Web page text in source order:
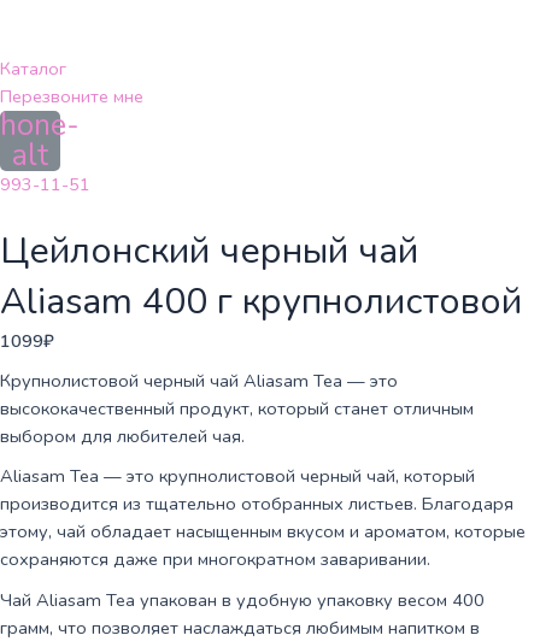
содержимому
Каталог
Перезвоните мне
alt
993-11-51
Цейлонский черный чай
Aliasam 400 г крупнолистовой
1099₽
Крупнолистовой черный чай Aliasam Tea — это
высококачественный продукт, который станет отличным
выбором для любителей чая.
Aliasam Tea — это крупнолистовой черный чай, который
производится из тщательно отобранных листьев. Благодаря
этому, чай обладает насыщенным вкусом и ароматом, которые
сохраняются даже при многократном заваривании.
Чай Aliasam Tea упакован в удобную упаковку весом 400
грамм, что позволяет наслаждаться любимым напитком в